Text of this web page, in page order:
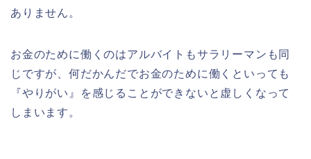
ありません。
お金のために働くのはアルバイトもサラリーマンも同
じですが、何だかんだでお金のために働くといっても
『やりがい』を感じることができないと虚しくなって
しまいます。